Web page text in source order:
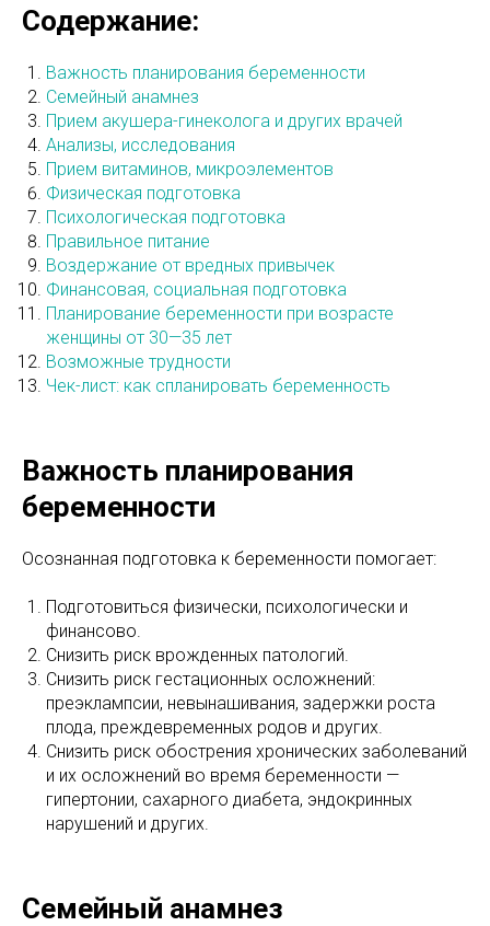
Содержание:
Важность планирования беременности
Семейный анамнез
Прием акушера-гинеколога и других врачей
Анализы, исследования
Прием витаминов, микроэлементов
Физическая подготовка
Психологическая подготовка
Правильное питание
Воздержание от вредных привычек
Финансовая, социальная подготовка
Планирование беременности при возрасте
женщины от 30—35 лет
Возможные трудности
Чек-лист: как спланировать беременность
Важность планирования
беременности
Осознанная подготовка к беременности помогает:
Подготовиться физически, психологически и
финансово.
Снизить риск врожденных патологий.
Снизить риск гестационных осложнений:
преэклампсии, невынашивания, задержки роста
плода, преждевременных родов и других.
Снизить риск обострения хронических заболеваний
и их осложнений во время беременности —
гипертонии, сахарного диабета, эндокринных
нарушений и других.
Семейный анамнез